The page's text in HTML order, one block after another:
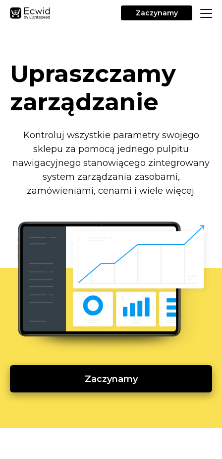
Zaczynamy
Upraszczamy
zarządzanie
Kontroluj wszystkie parametry swojego
sklepu za pomocą jednego pulpitu
nawigacyjnego stanowiącego zintegrowany
system zarządzania zasobami,
zamówieniami, cenami i wiele więcej.
Zaczynamy